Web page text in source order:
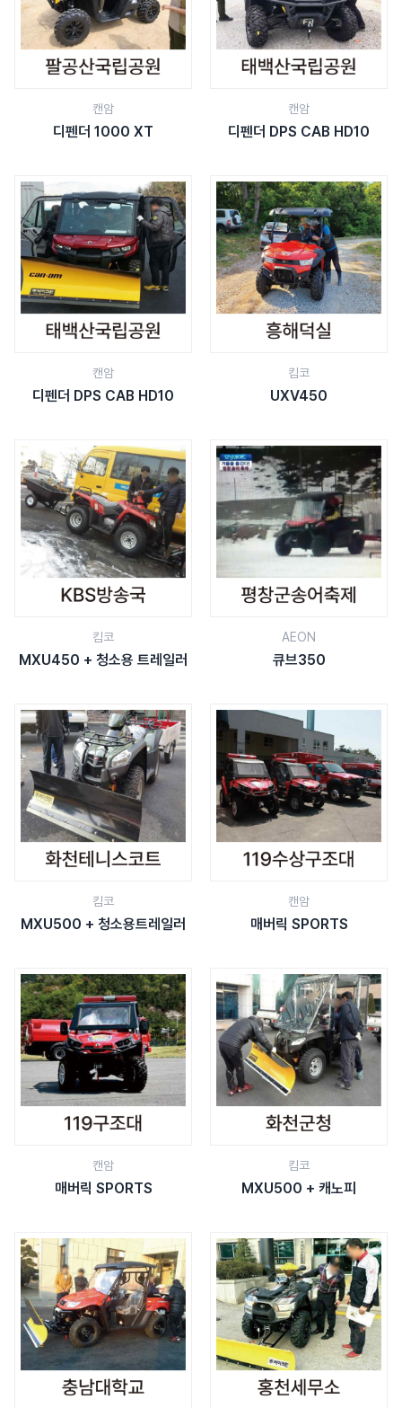
캔암
디펜더 1000 XT
캔암
디펜더 DPS CAB HD10
캔암
디펜더 DPS CAB HD10
킴코
UXV450
킴코
MXU450 + 청소용 트레일러
AEON
큐브350
킴코
MXU500 + 청소용트레일러
캔암
매버릭 SPORTS
캔암
매버릭 SPORTS
킴코
MXU500 + 캐노피